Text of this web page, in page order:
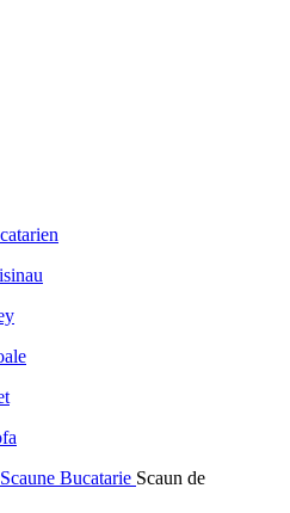
Scaune Bucatarie Scaun de